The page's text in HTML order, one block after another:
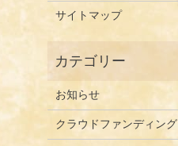
サイトマップ
お知らせ
クラウドファンディング